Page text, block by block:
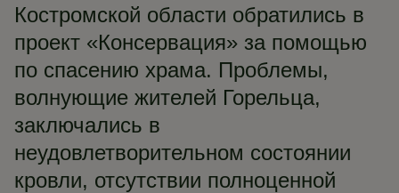
Костромской области обратились в
проект «Консервация» за помощью
по спасению храма. Проблемы,
волнующие жителей Горельца,
заключались в
неудовлетворительном состоянии
кровли, отсутствии полноценной